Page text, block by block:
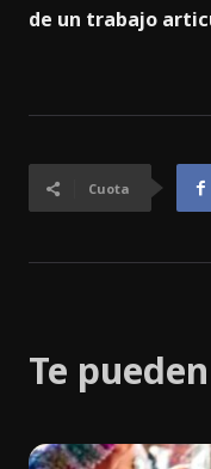
de un trabajo
Cuota
Te